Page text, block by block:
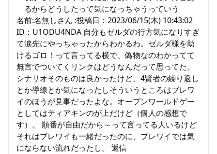
るからどうしたって気になっちゃうっていう
名前:名無しさん :投稿日：2023/06/15(木) 10:43:02
ID：U1ODU4NDA 自分もゼルダの行方気になりすぎ
て涙先にやっちゃったからわかるわ。ゼルダ様を助
けるゴロ！って言ってる横で、偽物なのわかってて
無言でついてくリンクはどうなんだって思ってた。
シナリオそのものは良かったけど、4賢者の繰り返し
とか導線とか気になったしそういうところはブレワ
イのほうが見事だったよな。オープンワールドゲー
としてはティアキンのが上だけど（個人の感想で
す）。 順番が自由だから～って言ってる人いるけど
それはブレワイも一緒だったのに、ブレワイでは気
にならない流れだったし。 返信